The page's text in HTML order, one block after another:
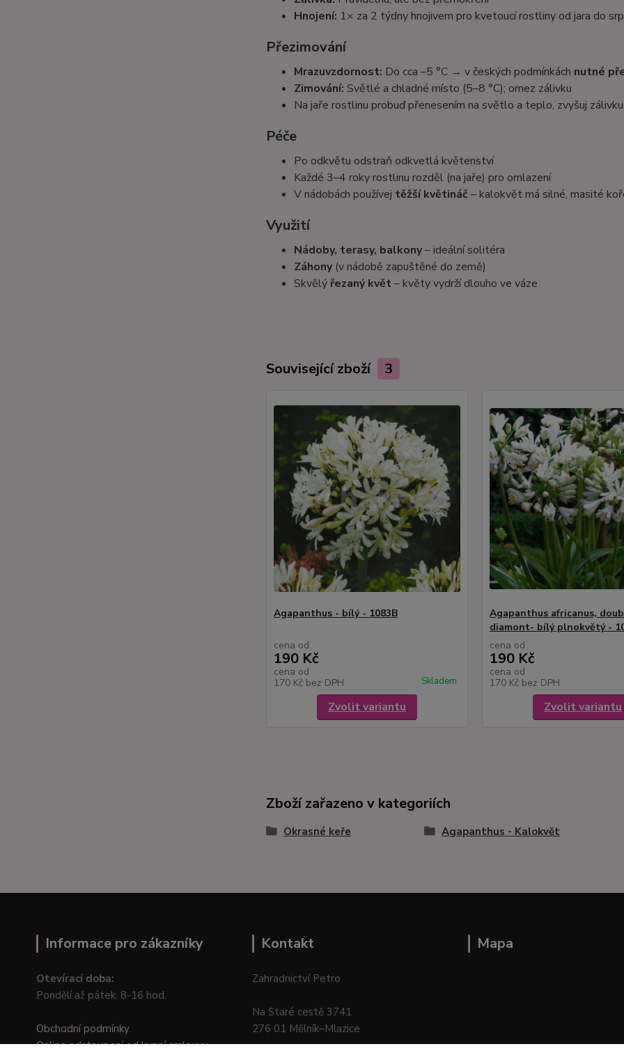
Hnojení: 1× za 2 týdny hnojivem pro kvetoucí rostliny od jara do
Přezimování
Mrazuvzdornost: Do cca –5 °C → v českých podmínkách nutné
Zimování: Světlé a chladné místo (5–8 °C); omez zálivku
Na jaře rostlinu probuď přenesením na světlo a teplo, zvyšuj
Péče
Po odkvětu odstraň odkvetlá květenství
Každé 3–4 roky rostlinu rozděl (na jaře) pro omlazení
V nádobách používej těžší květináč – kalokvět má silné, masité
Využití
Nádoby, terasy, balkony– ideální solitéra
Záhony(v nádobě zapuštěné do země)
Skvělý řezaný květ – květy vydrží dlouho ve váze
Související zboží 3
Agapanthus - bílý - 1083B
cena od
190 Kč
cena od
170 Kč bez DPH Skladem
Zvolit variantu
Agapanthus africanus,
diamont- bílý plnokvětý -
cena od
190 Kč
cena od
170 Kč bez DPH
Zvolit variantu
Zboží zařazeno v kategoriích
Okrasné keře Agapanthus - Kalokvět
Informace pro zákazníky
Otevírací doba:
Pondělí až pátek: 8-16 hod.
Obchodní podmínky
Online odstoupení od kupní smlouvy
Kontakt
Zahradnictví Petro
Na Staré cestě 3741
276 01 Mělník–Mlazice
Mapa